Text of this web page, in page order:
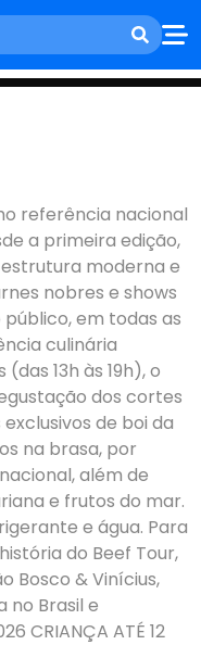
- 10
-
SP
referência nacional
a primeira edição,
estrutura moderna e
nobres e shows
em todas as
culinária
13h às 19h), o
dos cortes
de boi da
na brasa, por
além de
e frutos do mar.
e água. Para
do Beef Tour,
Bosco & Vinícius,
no Brasil e
CRIANÇA ATÉ 12